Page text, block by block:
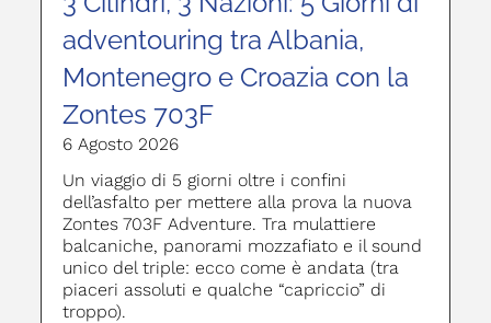
adventouring tra Albania,
Montenegro e Croazia con la
Zontes 703F
6 Agosto 2026
Un viaggio di 5 giorni oltre i confini
dell’asfalto per mettere alla prova la nuova
Zontes 703F Adventure. Tra mulattiere
balcaniche, panorami mozzafiato e il sound
unico del triple: ecco come è andata (tra
piaceri assoluti e qualche “capriccio” di
troppo).